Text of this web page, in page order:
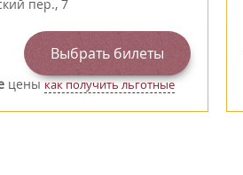
пер., 7
Выбрать билеты
ценыкак получить льготные